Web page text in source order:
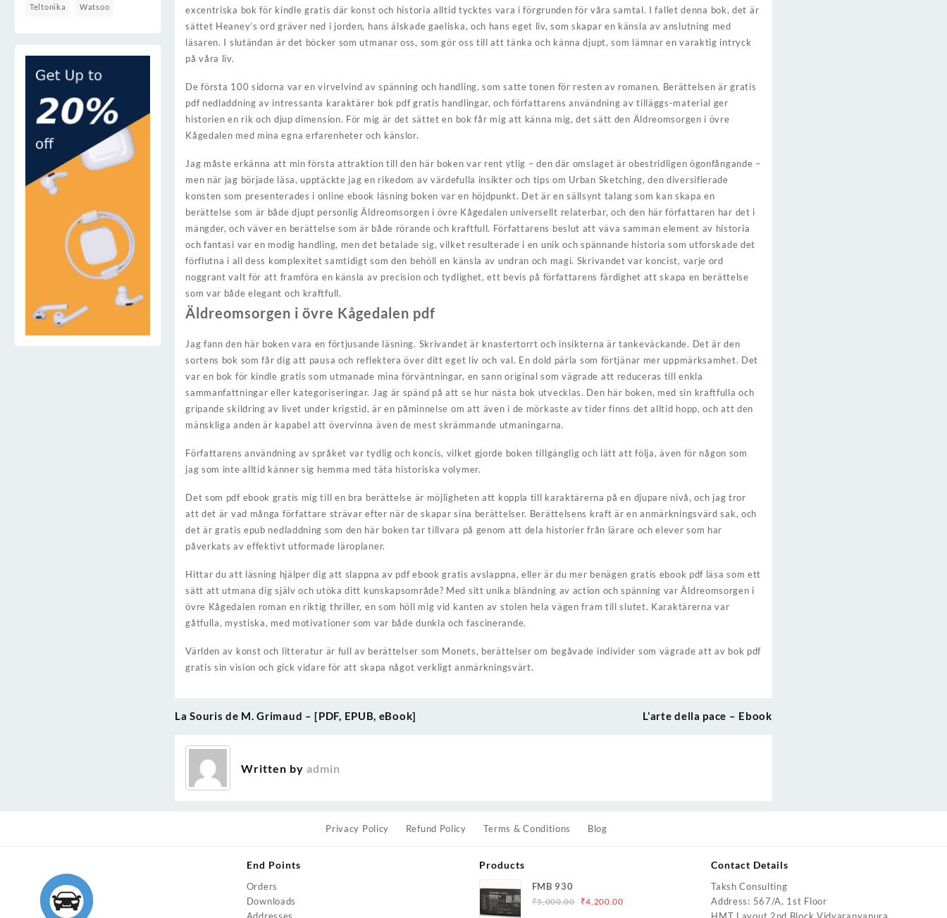
Teltonika Watsoo
excentriska bok för kindle gratis där konst och historia alltid tycktes vara i förgrunden för våra samtal. I fallet denna bok, det är
sättet Heaney’s ord gräver ned i jorden, hans älskade gaeliska, och hans eget liv, som skapar en känsla av anslutning med
läsaren. I slutändan är det böcker som utmanar oss, som gör oss till att tänka och känna djupt, som lämnar en varaktig intryck
på våra liv.
De första 100 sidorna var en virvelvind av spänning och handling, som satte tonen för resten av romanen. Berättelsen är gratis
pdf nedladdning av intressanta karaktärer bok pdf gratis handlingar, och författarens användning av tilläggs-material ger
historien en rik och djup dimension. För mig är det sättet en bok får mig att känna mig, det sätt den Äldreomsorgen i övre
Kågedalen med mina egna erfarenheter och känslor.
Jag måste erkänna att min första attraktion till den här boken var rent ytlig – den där omslaget är obestridligen ögonfångande –
men när jag började läsa, upptäckte jag en rikedom av värdefulla insikter och tips om Urban Sketching, den diversifierade
konsten som presenterades i online ebook läsning boken var en höjdpunkt. Det är en sällsynt talang som kan skapa en
berättelse som är både djupt personlig Äldreomsorgen i övre Kågedalen universellt relaterbar, och den här författaren har det i
mängder, och väver en berättelse som är både rörande och kraftfull. Författarens beslut att väva samman element av historia
och fantasi var en modig handling, men det betalade sig, vilket resulterade i en unik och spännande historia som utforskade det
förflutna i all dess komplexitet samtidigt som den behöll en känsla av undran och magi. Skrivandet var koncist, varje ord
noggrant valt för att framföra en känsla av precision och tydlighet, ett bevis på författarens färdighet att skapa en berättelse
som var både elegant och kraftfull.
Äldreomsorgen i övre Kågedalen pdf
Jag fann den här boken vara en förtjusande läsning. Skrivandet är knastertorrt och insikterna är tankeväckande. Det är den
sortens bok som får dig att pausa och reflektera över ditt eget liv och val. En dold pärla som förtjänar mer uppmärksamhet. Det
var en bok för kindle gratis som utmanade mina förväntningar, en sann original som vägrade att reduceras till enkla
sammanfattningar eller kategoriseringar. Jag är spänd på att se hur nästa bok utvecklas. Den här boken, med sin kraftfulla och
gripande skildring av livet under krigstid, är en påminnelse om att även i de mörkaste av tider finns det alltid hopp, och att den
mänskliga anden är kapabel att övervinna även de mest skrämmande utmaningarna.
Författarens användning av språket var tydlig och koncis, vilket gjorde boken tillgänglig och lätt att följa, även för någon som
jag som inte alltid känner sig hemma med täta historiska volymer.
Det som pdf ebook gratis mig till en bra berättelse är möjligheten att koppla till karaktärerna på en djupare nivå, och jag tror
att det är vad många författare strävar efter när de skapar sina berättelser. Berättelsens kraft är en anmärkningsvärd sak, och
det är gratis epub nedladdning som den här boken tar tillvara på genom att dela historier från lärare och elever som har
påverkats av effektivt utformade läroplaner.
Hittar du att läsning hjälper dig att slappna av pdf ebook gratis avslappna, eller är du mer benägen gratis ebook pdf läsa som ett
sätt att utmana dig själv och utöka ditt kunskapsområde? Med sitt unika bländning av action och spänning var Äldreomsorgen i
övre Kågedalen roman en riktig thriller, en som höll mig vid kanten av stolen hela vägen fram till slutet. Karaktärerna var
gåtfulla, mystiska, med motivationer som var både dunkla och fascinerande.
Världen av konst och litteratur är full av berättelser som Monets, berättelser om begåvade individer som vägrade att av bok pdf
gratis sin vision och gick vidare för att skapa något verkligt anmärkningsvärt.
Post
navigation
La Souris de M. Grimaud – [PDF, EPUB, eBook] L’arte della pace – Ebook
Written byadmin
Privacy Policy Refund Policy Terms & Conditions Blog
End Points
Orders
Downloads
Products
FMB 930
₹5,000.00
Original
₹4,200.00Current
Contact Details
Taksh Consulting
Address: 567/A, 1st Floor